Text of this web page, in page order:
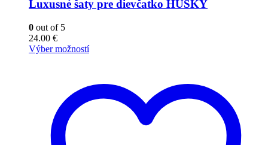
Luxusné šaty pre dievčatko HUSKY
0 out of 5
24.00 €
Výber možností